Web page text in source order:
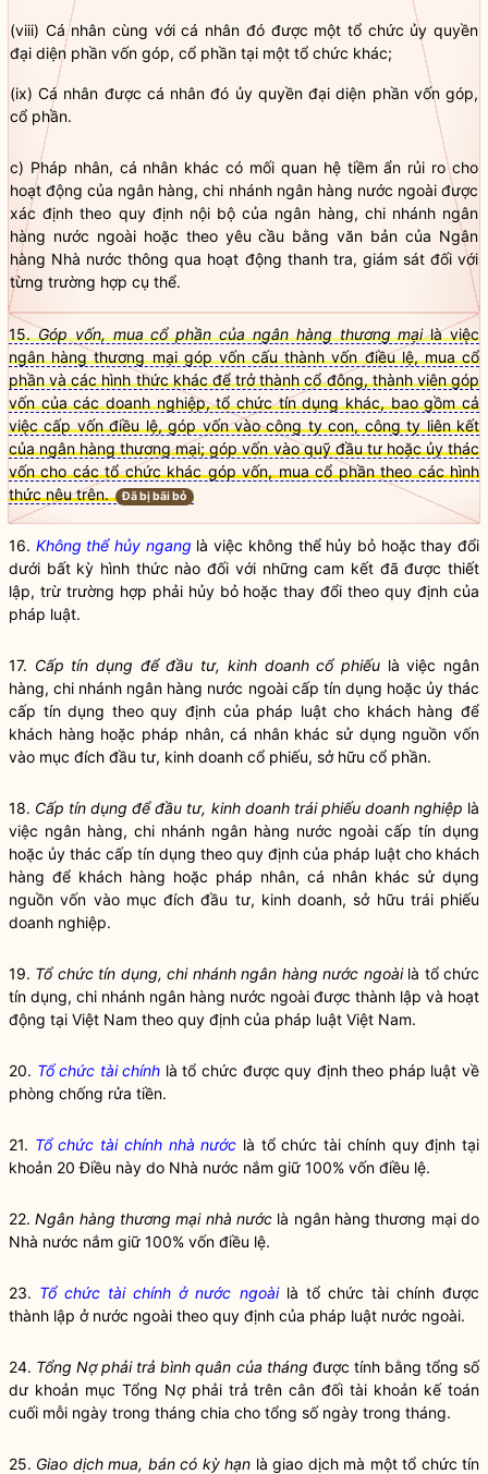
(viii) Cá nhân cùng với cá nhân đó được một tổ chức ủy quyền
đại diện phần vốn góp, cổ phần tại một tổ chức khác;
(ix) Cá nhân được cá nhân đó ủy quyềnđại diện phần vốn góp,
cổ phần.
c) Pháp nhân, cá nhân khác có mối quan hệ tiềm ẩn rủi ro cho
hoạt động của ngân hàng,chi nhánh ngân hàng nước ngoàiđược
xác định theo quy định nội bộ của ngân hàng, chi nhánh ngân
hàng nước ngoàihoặc theo yêu cầu bằng văn bản của Ngân
hàng Nhà nước thông qua hoạt động thanh tra, giám sát đối với
từng trường hợp cụ thể.
15.Góp vốn, mua cổ phần của ngân hàng thương mạilà việc
ngân hàng thương mại góp vốn cấu thành vốn điều lệ, mua cổ
phần và các hình thức khác để trở thành cổ đông, thành viên góp
vốn của các doanh nghiệp, tổ chức tín dụng khác, bao gồm cả
việc cấp vốn điều lệ, góp vốn vào công ty con, công ty liên kết
của ngân hàng thương mại; góp vốn vào quỹ đầu tư hoặc ủy thác
vốn cho các tổ chức khác góp vốn, mua cổ phần theo các hình
thức nêu trên.
Đã bị bãi bỏ
16. Không thể hủy ngang là việc không thể hủy bỏ hoặc thay đổi
dưới bất kỳ hình thức nào đối với những cam kết đã được thiết
lập, trừ trường hợp phải hủy bỏ hoặc thay đổi theo quy định của
pháp luật.
17. Cấp tín dụng để đầu tư, kinh doanh cổphiếulà việc ngân
hàng,chi nhánh ngân hàng nước ngoài cấp tín dụng hoặc ủy thác
cấp tín dụng theo quy định của pháp luậtcho khách hàng để
khách hàng hoặc pháp nhân, cá nhân khác sử dụng nguồn vốn
vào mục đích đầu tư, kinh doanh cổ phiếu, sở hữu cổ phần.
18. Cấp tín dụng để đầu tư, kinh doanh tráiphiếu doanh nghiệp là
việc ngân hàng, chi nhánh ngân hàng nước ngoài cấp tín dụng
hoặc ủy thác cấp tín dụng theo quy định của pháp luật cho khách
hàng để khách hàng hoặc pháp nhân, cá nhân khác sử dụng
nguồn vốn vào mục đích đầu tư, kinh doanh, sở hữu trái phiếu
doanh nghiệp.
19. Tổ chức tín dụng, chi nhánh ngân hàng nước ngoàilà tổ chức
tín dụng, chi nhánh ngân hàng nước ngoài được thành lập và hoạt
động tại Việt Nam theo quy định của pháp luật Việt Nam.
20. Tổ chức tài chính là tổ chức được quy định theo pháp luật về
phòng chống rửa tiền.
21. Tổ chức tài chính nhà nước là tổ chức tài chính quy định tại
khoản 20 Điều này do Nhà nước nắm giữ 100% vốn điều lệ.
22.Ngân hàng thương mại nhà nước là ngân hàng thương mại do
Nhà nước nắm giữ 100% vốn điều lệ.
23. Tổ chức tài chính ở nước ngoàilà tổ chức tài chính được
thành lập ở nước ngoài theo quy định của pháp luật nước ngoài.
24. Tổng Nợ phải trả bình quân của tháng được tính bằng tổng số
dư khoản mục Tổng Nợ phải trả trên cân đối tài khoản kế toán
cuối mỗi ngày trong tháng chia cho tổng số ngày trong tháng.
25. Giao dịch mua, bán có kỳ hạn là giao dịch mà mộttổ chức tín